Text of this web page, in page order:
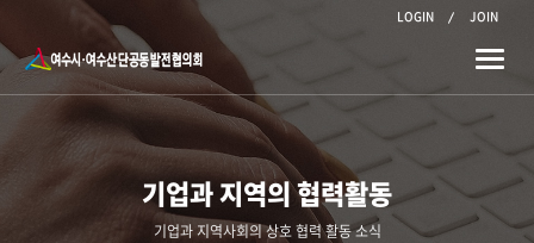
LOGIN JOIN
Toggle
기업과 지역의 협력활동
기업과 지역사회의 상호 협력 활동 소식